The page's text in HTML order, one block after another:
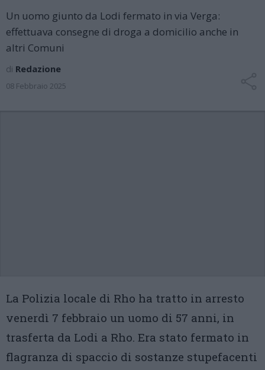
Un uomo giunto da Lodi fermato in via Verga:
effettuava consegne di droga a domicilio anche in
altri Comuni
di Redazione
08 Febbraio 2025
La Polizia locale di Rho ha tratto in arresto
venerdì 7 febbraio un uomo di 57 anni, in
trasferta da Lodi a Rho. Era stato fermato in
flagranza di spaccio di sostanze stupefacenti